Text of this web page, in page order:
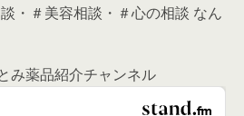
・＃美容相談・＃心の相談 なん
薬品紹介チャンネル